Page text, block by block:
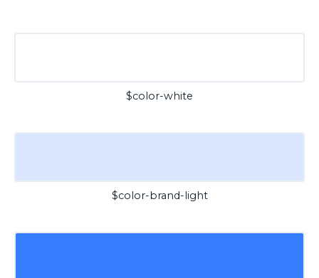
$color-white
$color-brand-light